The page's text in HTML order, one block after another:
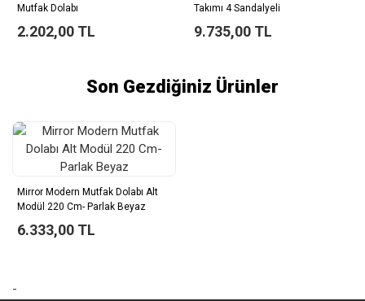
Mutfak Dolabı
2.202,00 TL
Takımı 4 Sandalyeli
9.735,00 TL
Son Gezdiğiniz Ürünler
Mirror Modern Mutfak Dolabı Alt
Modül 220 Cm- Parlak Beyaz
6.333,00 TL
-